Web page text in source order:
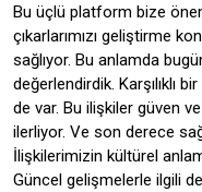
Bu üçlü platform bize
çıkarlarımızı geliştirme
sağlıyor. Bu anlamda
değerlendirdik. Karşılıklı
de var. Bu ilişkiler güven
ilerliyor. Ve son derece
İlişkilerimizin kültürel
Güncel gelişmelerle ilgili